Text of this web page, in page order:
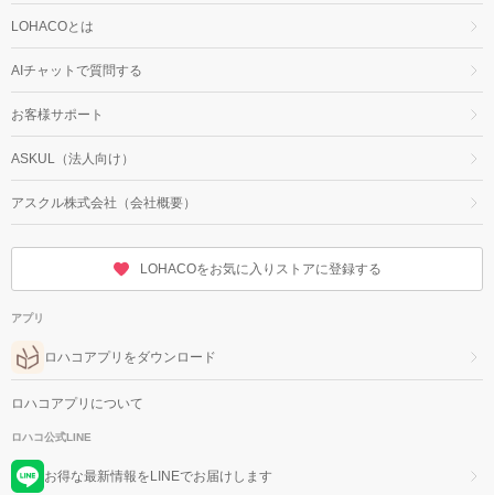
LOHACOとは
AIチャットで質問する
お客様サポート
ASKUL（法人向け）
アスクル株式会社（会社概要）
LOHACOをお気に入りストアに登録する
アプリ
ロハコアプリをダウンロード
ロハコアプリについて
ロハコ公式LINE
お得な最新情報をLINEでお届けします